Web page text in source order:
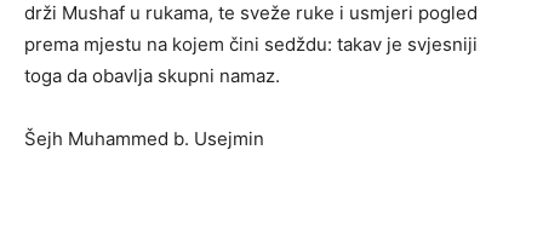
drži Mushaf u rukama, te sveže ruke i usmjeri pogled
prema mjestu na kojem čini sedždu: takav je svjesniji
toga da obavlja skupni namaz.
Šejh Muhammed b. Usejmin